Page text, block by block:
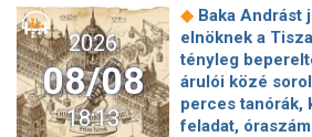
2026
08/08
18:13
◆ Baka Andrást
elnöknek a Tisza
tényleg
árulói közé
perces tanórák,
feladat,